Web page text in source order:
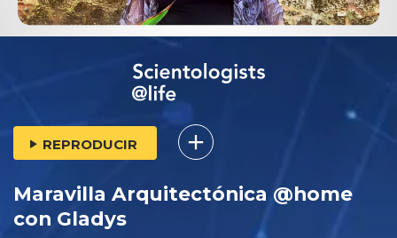
REPRODUCIR
Maravilla Arquitectónica @home
con Gladys